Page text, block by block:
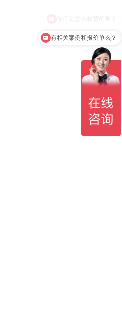
有相关案例和报价单么？